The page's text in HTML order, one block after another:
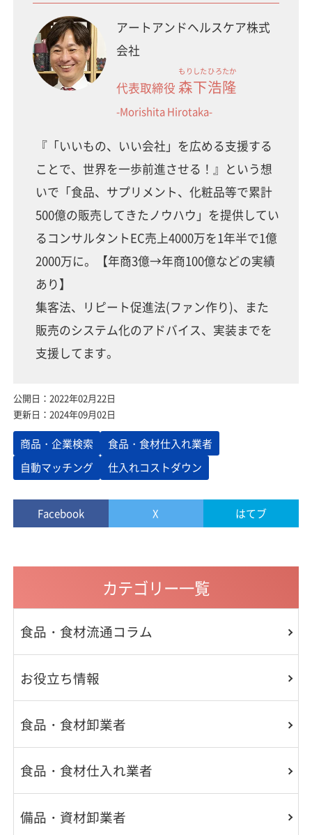
アートアンドヘルスケア株式
会社
代表取締役 森下
もりした
浩隆
ひろたか
-Morishita Hirotaka-
『「いいもの、いい会社」を広める支援する
ことで、世界を一歩前進させる！』という想
いで「食品、サプリメント、化粧品等で累計
500億の販売してきたノウハウ」を提供してい
るコンサルタントEC売上4000万を1年半で1億
2000万に。【年商3億→年商100億などの実績
あり】
集客法、リピート促進法(ファン作り)、また
販売のシステム化のアドバイス、実装までを
支援してます。
公開日：2022年02月22日
更新日：2024年09月02日
商品・企業検索
食品・食材仕入れ業者
自動マッチング
仕入れコストダウン
Facebook X はてブ
カテゴリー一覧
食品・食材流通コラム
お役立ち情報
食品・食材卸業者
食品・食材仕入れ業者
備品・資材卸業者